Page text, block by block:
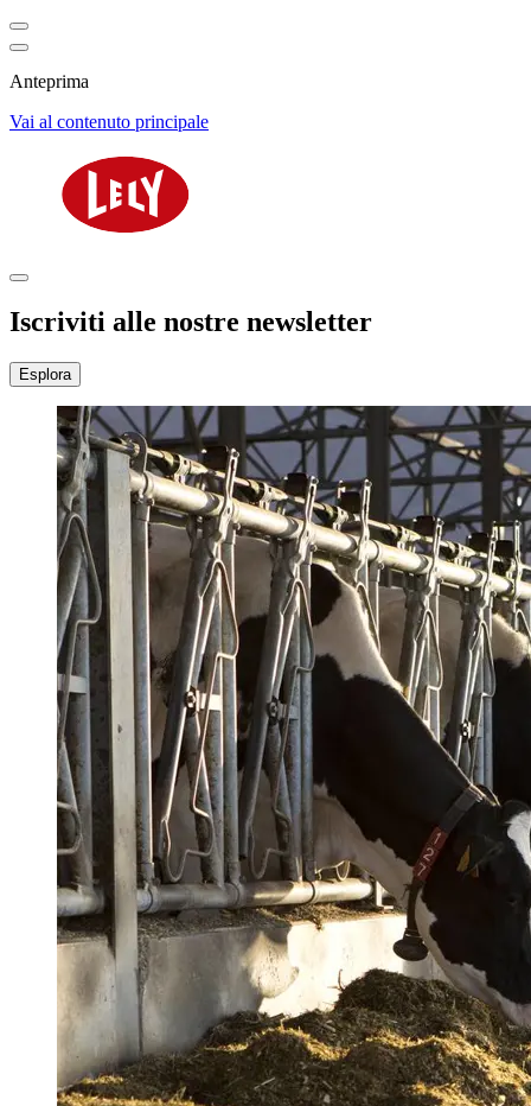
Anteprima
Vai al contenuto principale
Iscriviti alle nostre newsletter
Esplora